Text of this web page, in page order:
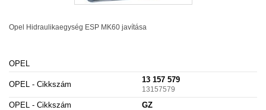
Opel Hidraulikaegység ESP MK60 javítása
OPEL
OPEL - Cikkszám
13 157 579
13157579
OPEL - Cikkszám GZ